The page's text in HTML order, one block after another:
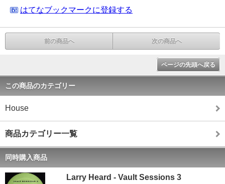
はてなブックマークに登録する
前の商品へ 次の商品へ
ページの先頭へ戻る
この商品のカテゴリー
House
商品カテゴリー一覧
同時購入商品
Larry Heard - Vault Sessions 3